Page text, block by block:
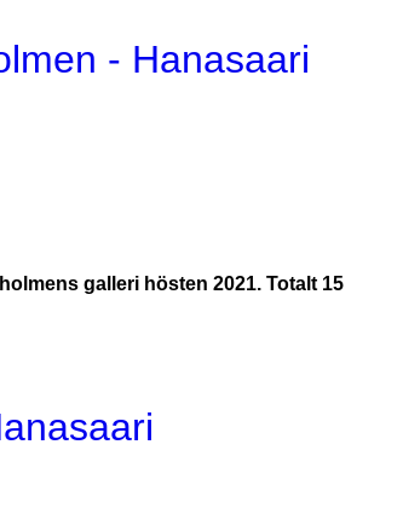
- Hanasaari
galleri hösten 2021. Totalt 15